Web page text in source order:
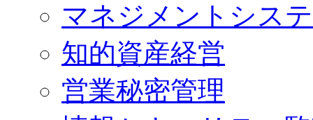
マネジメントシス
知的資産経営
営業秘密管理